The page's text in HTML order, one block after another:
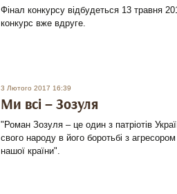
Фінал конкурсу відбудеться 13 травня
конкурс вже вдруге.
3 Лютого 2017 16:39
Ми всі – Зозуля
"Роман Зозуля – це один з патріотів
свого народу в його боротьбі з агресором
нашої країни".